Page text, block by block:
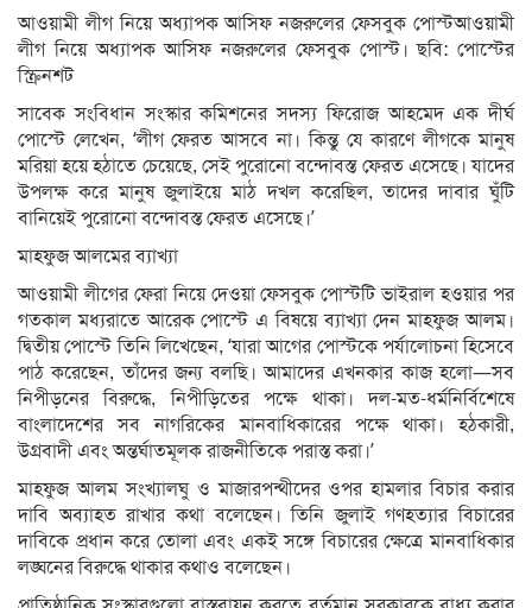
আওয়ামী লীগ নিয়ে অধ্যাপক আসিফ নজরুলের ফেসবুক পোস্টআওয়ামী
লীগ নিয়ে অধ্যাপক আসিফ নজরুলের ফেসবুক পোস্ট। ছবি: পোস্টের
স্ক্রিনশট
সাবেক সংবিধান সংস্কার কমিশনের সদস্য ফিরোজ আহমেদ এক দীর্ঘ
পোস্টে লেখেন, ‘লীগ ফেরত আসবে না। কিন্তু যে কারণে লীগকে মানুষ
মরিয়া হয়ে হঠাতে চেয়েছে, সেই পুরোনো বন্দোবস্ত ফেরত এসেছে। যাদের
উপলক্ষ করে মানুষ জুলাইয়ে মাঠ দখল করেছিল, তাদের দাবার ঘুঁটি
বানিয়েই পুরোনো বন্দোবস্ত ফেরত এসেছে।’
মাহফুজ আলমের ব্যাখ্যা
আওয়ামী লীগের ফেরা নিয়ে দেওয়া ফেসবুক পোস্টটি ভাইরাল হওয়ার পর
গতকাল মধ্যরাতে আরেক পোস্টে এ বিষয়ে ব্যাখ্যা দেন মাহফুজ আলম।
দ্বিতীয় পোস্টে তিনি লিখেছেন, ‘যারা আগের পোস্টকে পর্যালোচনা হিসেবে
পাঠ করেছেন, তাঁদের জন্য বলছি। আমাদের এখনকার কাজ হলো—সব
নিপীড়নের বিরুদ্ধে, নিপীড়িতের পক্ষে থাকা। দল-মত-ধর্মনির্বিশেষে
বাংলাদেশের সব নাগরিকের মানবাধিকারের পক্ষে থাকা। হঠকারী,
উগ্রবাদী এবং অন্তর্ঘাতমূলক রাজনীতিকে পরাস্ত করা।’
মাহফুজ আলম সংখ্যালঘু ও মাজারপন্থীদের ওপর হামলার বিচার করার
দাবি অব্যাহত রাখার কথা বলেছেন। তিনি জুলাই গণহত্যার বিচারের
দাবিকে প্রধান করে তোলা এবং একই সঙ্গে বিচারের ক্ষেত্রে মানবাধিকার
লঙ্ঘনের বিরুদ্ধে থাকার কথাও বলেছেন।